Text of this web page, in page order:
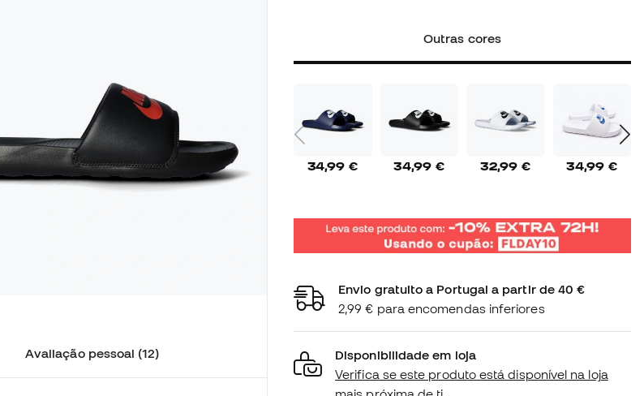
Avaliação pessoal (12)
Outras cores
34,99 € 34,99 € 32,99 € 34,99 €
Envio gratuito a Portugal a partir de 40 €
2,99 € para encomendas inferiores
Disponibilidade em loja
Verifica se este produto está disponível na loja